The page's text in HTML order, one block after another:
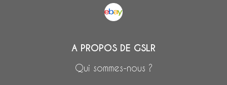
A PROPOS DE GSLR
Qui sommes-nous ?